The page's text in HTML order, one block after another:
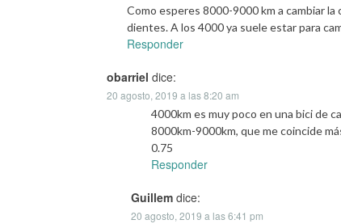
Como esperes 8000-9000 km a cambiar
dientes. A los 4000 ya suele estar para
Responder
obarriel dice:
20 agosto, 2019 a las 8:20 am
4000km es muy poco en una bici de
8000km-9000km, que me coincide
0.75
Responder
Guillem dice:
20 agosto, 2019 a las 6:41 pm